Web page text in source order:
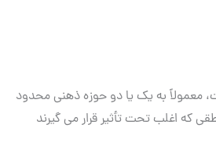
معمولاً به یک یا دو حوزه ذهنی محدود
که اغلب تحت تأثیر قرار می گیرند